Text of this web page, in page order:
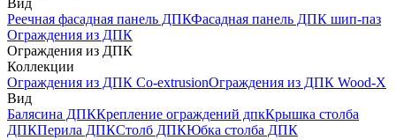
Вид
Реечная фасадная панель ДПКФасадная панель ДПК шип-паз
Ограждения из ДПК
Ограждения из ДПК
Коллекции
Ограждения из ДПК Co-extrusionОграждения из ДПК Wood-X
Вид
Балясина ДПККрепление ограждений дпкКрышка столба
ДПКПерила ДПКСтолб ДПКЮбка столба ДПК